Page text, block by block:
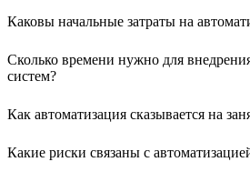
Каковы начальные затраты на
Сколько времени нужно для
систем?
Как автоматизация сказывается на
Какие риски связаны с